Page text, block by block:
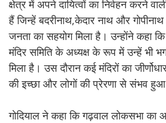
क्षेत्र में अपने दायित्वों का निर्वहन करने
हैं जिन्हें बदरीनाथ,केदार नाथ और
जनता का सहयोग मिला है। उन्होंने कहा
मंदिर समिति के अध्यक्ष के रूप में उन्हें भी
मिला है। उस दौरान कई मंदिरों का
की इच्छा और लोगों की प्रेरणा से संभव
गोदियाल ने कहा कि गढ़वाल लोकसभा